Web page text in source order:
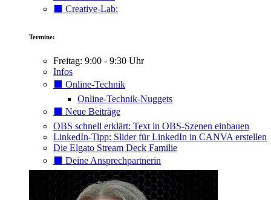
⬛️ Creative-Lab:
Termine:
Freitag: 9:00 - 9:30 Uhr
Infos
⬛️ Online-Technik
Online-Technik-Nuggets
⬛️ Neue Beiträge
OBS schnell erklärt: Text in OBS-Szenen einbauen
LinkedIn-Tipp: Slider für LinkedIn in CANVA erstellen
Die Elgato Stream Deck Familie
⬛️ Deine Ansprechpartnerin